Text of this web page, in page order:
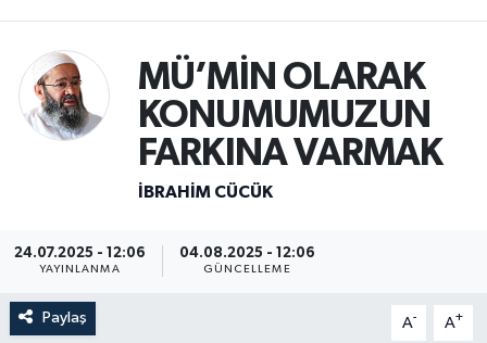
MÜ’MİN OLARAK
KONUMUMUZUN
FARKINA VARMAK
İBRAHIM CÜCÜK
24.07.2025 - 12:06
YAYINLANMA
04.08.2025 - 12:06
GÜNCELLEME
Paylaş A- A+
EKONOMİ
GÜNDEM
HİKAYELER
EKONOMİ
EĞİTİM
TASAVVUF
Tüm Manşetler
Son Dakika Haberleri
Haber Arşivi